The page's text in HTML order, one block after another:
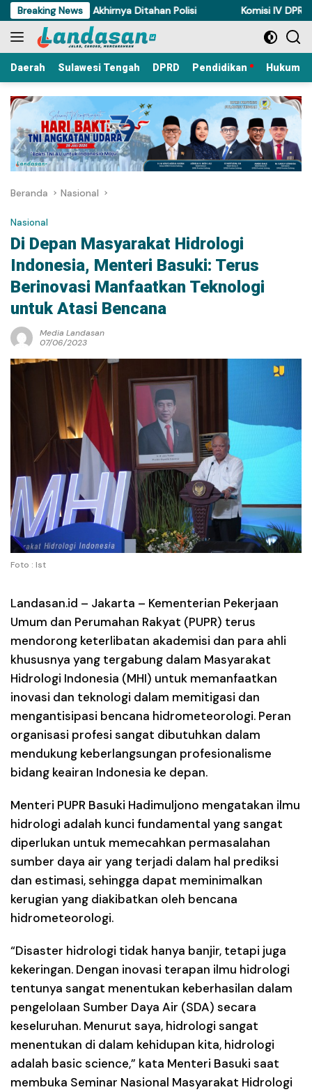
Langsung
ke
konten
Breaking News
di Torue Akhirnya Ditahan Polisi Komisi IV DPRD
Daerah Sulawesi Tengah DPRD Pendidikan Hukum
Beranda Nasional
Nasional
Di Depan Masyarakat Hidrologi
Indonesia, Menteri Basuki: Terus
Berinovasi Manfaatkan Teknologi
untuk Atasi Bencana
Media Landasan
07/06/2023
Foto : Ist
Landasan.id – Jakarta – Kementerian Pekerjaan
Umum dan Perumahan Rakyat (PUPR) terus
mendorong keterlibatan akademisi dan para ahli
khususnya yang tergabung dalam Masyarakat
Hidrologi Indonesia (MHI) untuk memanfaatkan
inovasi dan teknologi dalam memitigasi dan
mengantisipasi bencana hidrometeorologi. Peran
organisasi profesi sangat dibutuhkan dalam
mendukung keberlangsungan profesionalisme
bidang keairan Indonesia ke depan.
Menteri PUPR Basuki Hadimuljono mengatakan ilmu
hidrologi adalah kunci fundamental yang sangat
diperlukan untuk memecahkan permasalahan
sumber daya air yang terjadi dalam hal prediksi
dan estimasi, sehingga dapat meminimalkan
kerugian yang diakibatkan oleh bencana
hidrometeorologi.
“Disaster hidrologi tidak hanya banjir, tetapi juga
kekeringan. Dengan inovasi terapan ilmu hidrologi
tentunya sangat menentukan keberhasilan dalam
pengelolaan Sumber Daya Air (SDA) secara
keseluruhan. Menurut saya, hidrologi sangat
menentukan di dalam kehidupan kita, hidrologi
adalah basic science,” kata Menteri Basuki saat
membuka Seminar Nasional Masyarakat Hidrologi